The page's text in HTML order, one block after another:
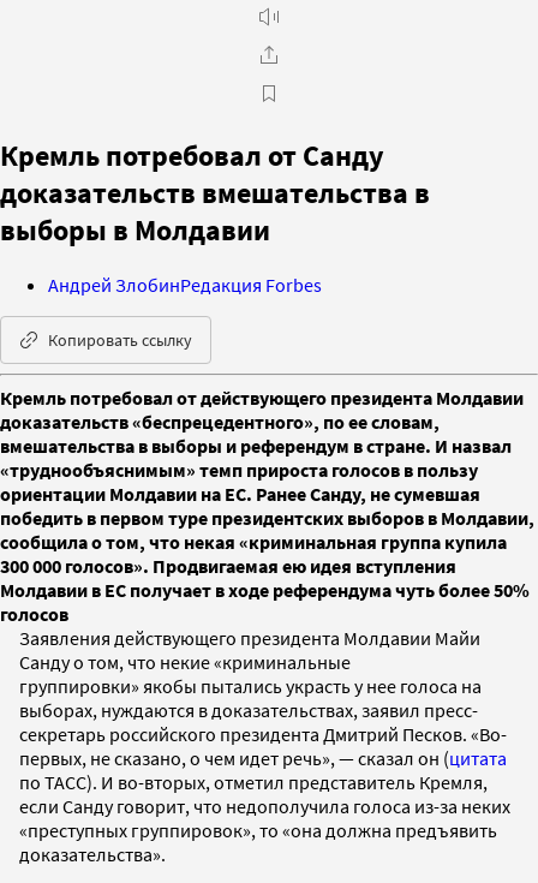
Кремль потребовал от Санду
доказательств вмешательства в
выборы в Молдавии
Андрей ЗлобинРедакция Forbes
Копировать ссылку
Кремль потребовал от действующего президента Молдавии
доказательств «беспрецедентного», по ее словам,
вмешательства в выборы и референдум в стране. И назвал
«труднообъяснимым» темп прироста голосов в пользу
ориентации Молдавии на ЕС. Ранее Санду, не сумевшая
победить в первом туре президентских выборов в Молдавии,
сообщила о том, что некая «криминальная группа купила
300 000 голосов». Продвигаемая ею идея вступления
Молдавии в ЕС получает в ходе референдума чуть более 50%
голосов
Заявления действующего президента Молдавии Майи
Санду о том, что некие «криминальные
группировки» якобы пытались украсть у нее голоса на
выборах, нуждаются в доказательствах, заявил пресс-
секретарь российского президента Дмитрий Песков. «Во-
первых, не сказано, о чем идет речь», — сказал он (цитата
по ТАСС). И во-вторых, отметил представитель Кремля,
если Санду говорит, что недополучила голоса из-за неких
«преступных группировок», то «она должна предъявить
доказательства».